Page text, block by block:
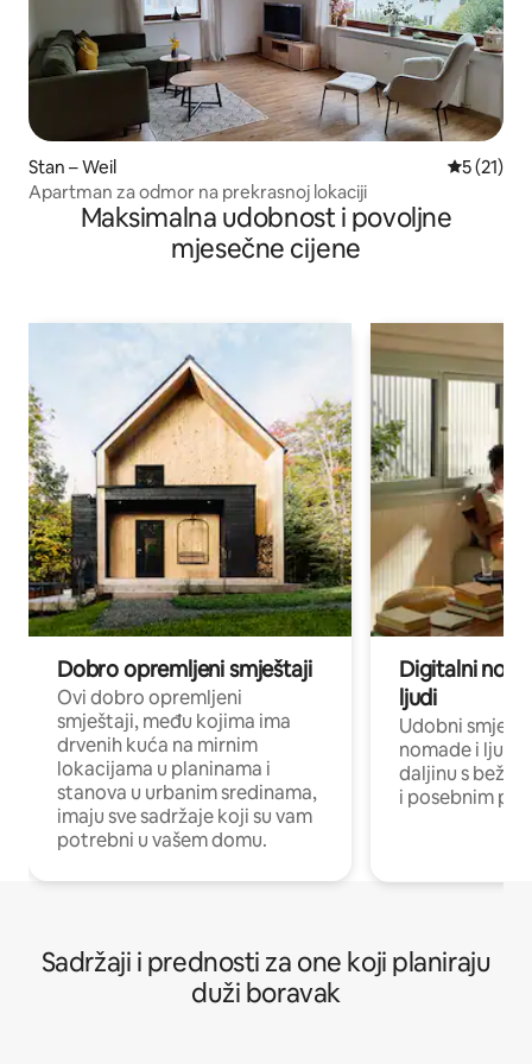
Stan – Weil Prosječna
5 (21)
Apartman za odmor na prekrasnoj lokaciji
Maksimalna udobnost i povoljne
mjesečne cijene
Dobro opremljeni smještaji
Ovi dobro opremljeni
smještaji, među kojima ima
drvenih kuća na mirnim
lokacijama u planinama i
stanova u urbanim sredinama,
imaju sve sadržaje koji su vam
potrebni u vašem domu.
Digitalni
ljudi
Udobni
nomade i ljude
daljinu s
i posebnim
Sadržaji i prednosti za one koji planiraju
duži boravak